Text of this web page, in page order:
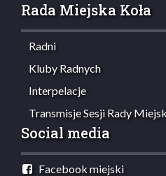
Rada Miejska Koła
Radni
Kluby Radnych
Interpelacje
Transmisje Sesji Rady
Social media
Facebook miejski